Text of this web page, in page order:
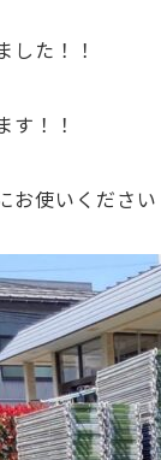
した！！
す！！
使いください